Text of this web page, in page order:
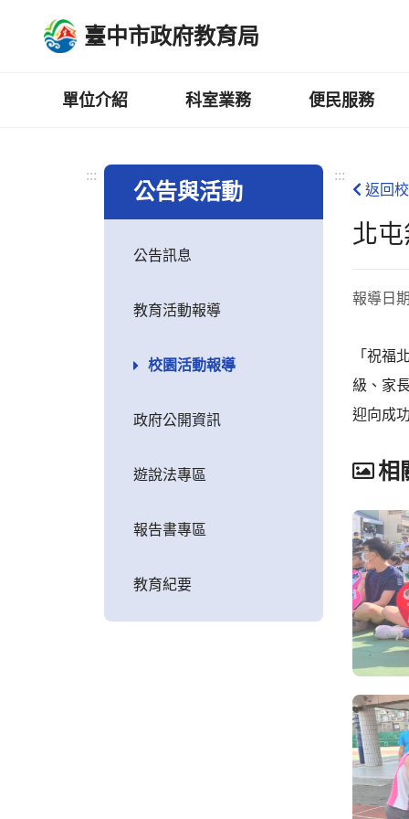
臺中市政府教育局
單位介紹 科室業務 便民服務
:::
公告與活動
公告訊息
教育活動報導
校園活動報導
政府公開資訊
遊說法專區
報告書專區
教育紀要
:::
返回
北
報導日
「祝福
級、家
迎向成
相